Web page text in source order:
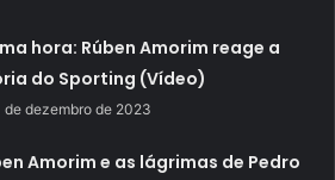
hora: Rúben Amorim reage a
do Sporting (Vídeo)
de dezembro de 2023
Amorim e as lágrimas de Pedro